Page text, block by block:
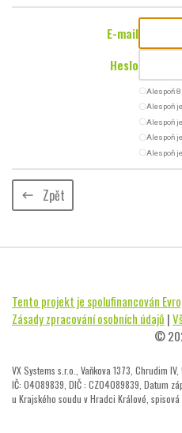
E-mail
Heslo
radio_button_uncheckedAlespoň
radio_button_uncheckedAlespoň
radio_button_uncheckedAlespoň
radio_button_uncheckedAlespoň
radio_button_uncheckedAlespoň
keyboard_backspace Zpět
Tento projekt je spolufinancován
Zásady zpracování osobních údajů |
©
VX Systems s.r.o., Vaňkova 1373, Chrudim
IČ: 04089839, DIČ : CZ04089839, Datum
u Krajského soudu v Hradci Králové,